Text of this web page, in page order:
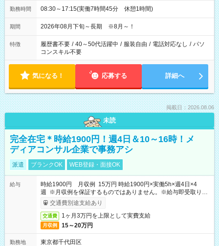
勤務時間 08:30～17:15(実働7時間45分 休憩1時間)
期間 2026年08月下旬～長期 ※8月～！
特徴 履歴書不要 / 40～50代活躍中 / 服装自由 / 電話対応なし / パソ
コンスキル不要
気になる！ 応募する 詳細へ
掲載日：2026.08.06
未読
完全在宅＊時給1900円！週4日＆10～16時！メ
ディアコンサル企業で事務アシ
派遣 ブランクOK WEB登録・面接OK
給与
時給1900円 月収例 15万円 時給1900円×実働5h×週4日×4
週 ※月収例を保証するものではありません。※給与即受取りサ
ービス利用可（利用条件有）
交通費別途支給あり
交通費 1ヶ月3万円を上限として実費支給
月収例 15～20万円
勤務地
東京都千代田区